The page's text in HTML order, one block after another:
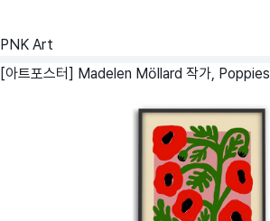
PNK Art
[아트포스터] Madelen Möllard 작가, Poppies